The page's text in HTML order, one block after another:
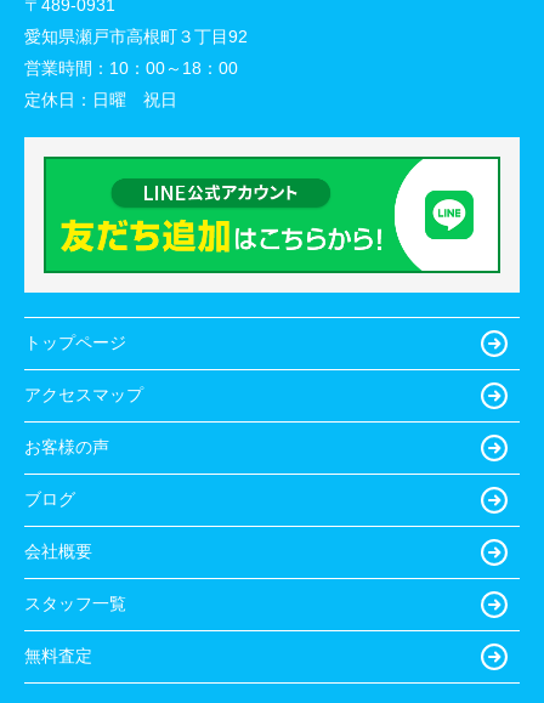
〒489-0931
愛知県瀬戸市高根町３丁目92
営業時間： 10：00～18：00
定休日： 日曜 祝日
トップページ
アクセスマップ
お客様の声
ブログ
会社概要
スタッフ一覧
無料査定